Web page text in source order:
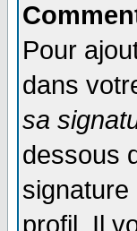
Pour
dans
sa
dessous
profil. Il